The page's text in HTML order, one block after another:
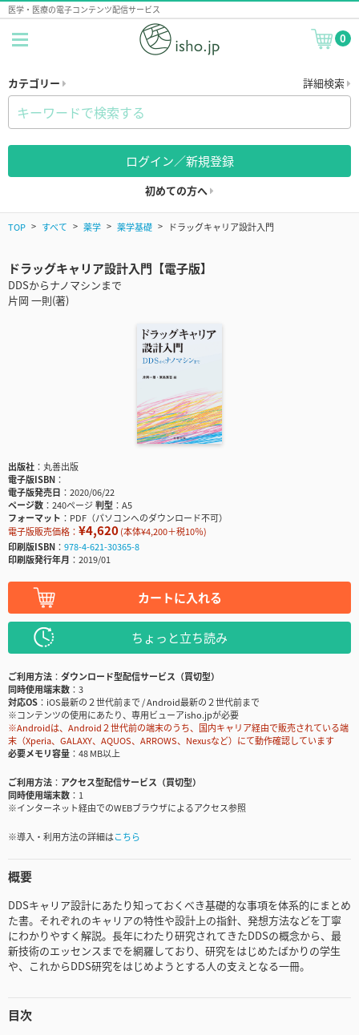
医学・医療の電子コンテンツ配信サービス
0
カテゴリー 詳細検索
ログイン／新規登録
初めての方へ
TOP すべて 薬学 薬学基礎 ドラッグキャリア設計入門
ドラッグキャリア設計入門【電子版】
DDSからナノマシンまで
片岡 一則(著)
出版社
丸善出版
電子版ISBN
電子版発売日
2020/06/22
ページ数
240ページ判型
A5
フォーマット
PDF（パソコンへのダウンロード不可）
電子版販売価格： ¥4,620(本体¥4,200＋税10％)
印刷版ISBN
978-4-621-30365-8
印刷版発行年月
2019/01
カートに入れる
ちょっと立ち読み
ご利用方法
ダウンロード型配信サービス（買切型）
同時使用端末数
3
対応OS
iOS最新の２世代前まで / Android最新の２世代前まで
※コンテンツの使用にあたり、専用ビューアisho.jpが必要
※Androidは、Android２世代前の端末のうち、国内キャリア経由で販売されている端
末（Xperia、GALAXY、AQUOS、ARROWS、Nexusなど）にて動作確認しています
必要メモリ容量
48 MB以上
ご利用方法
アクセス型配信サービス（買切型）
同時使用端末数
1
※インターネット経由でのWEBブラウザによるアクセス参照
※導入・利用方法の詳細はこちら
概要
DDSキャリア設計にあたり知っておくべき基礎的な事項を体系的にまとめ
た書。それぞれのキャリアの特性や設計上の指針、発想方法などを丁寧
にわかりやすく解説。長年にわたり研究されてきたDDSの概念から、最
新技術のエッセンスまでを網羅しており、研究をはじめたばかりの学生
や、これからDDS研究をはじめようとする人の支えとなる一冊。
目次